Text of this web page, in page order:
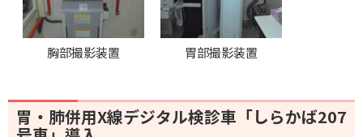
胸部撮影装置 胃部撮影装置
胃・肺併用X線デジタル検診車「しらかば207